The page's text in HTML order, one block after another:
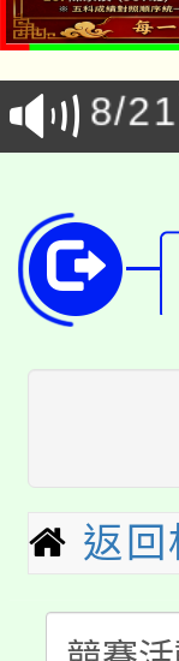
代
告(
「
場
8/
徵
開!
115
桃
視
半
者。
份
大
份
淨
會
公
代
「
返回